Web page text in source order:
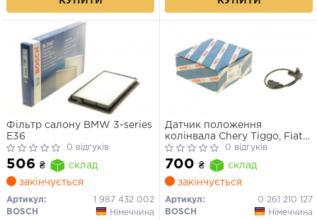
Фільтр салону BMW 3-series
E36
0 відгуків
506 ₴
склад
закінчується
Артикул:
1 987 432 002
BOSCH
Німеччина
Датчик положення
колінвала Chery Tiggo, Fiat
Palio, Fiat Scudo0 відгуків
700 ₴
склад
закінчується
Артикул:
0 261 210 127
BOSCH
Німеччина